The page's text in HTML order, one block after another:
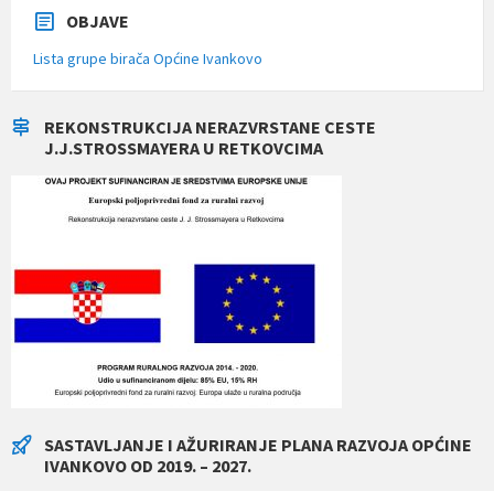
OBJAVE
Lista grupe birača Općine Ivankovo
REKONSTRUKCIJA NERAZVRSTANE CESTE
J.J.STROSSMAYERA U RETKOVCIMA
SASTAVLJANJE I AŽURIRANJE PLANA RAZVOJA OPĆINE
IVANKOVO OD 2019. – 2027.